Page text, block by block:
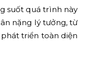
suốt quá trình này
nặng lý tưởng, từ
triển toàn diện